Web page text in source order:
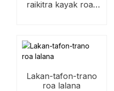
raikitra kayak roa-
Lakan-tafon-trano
roa lalana